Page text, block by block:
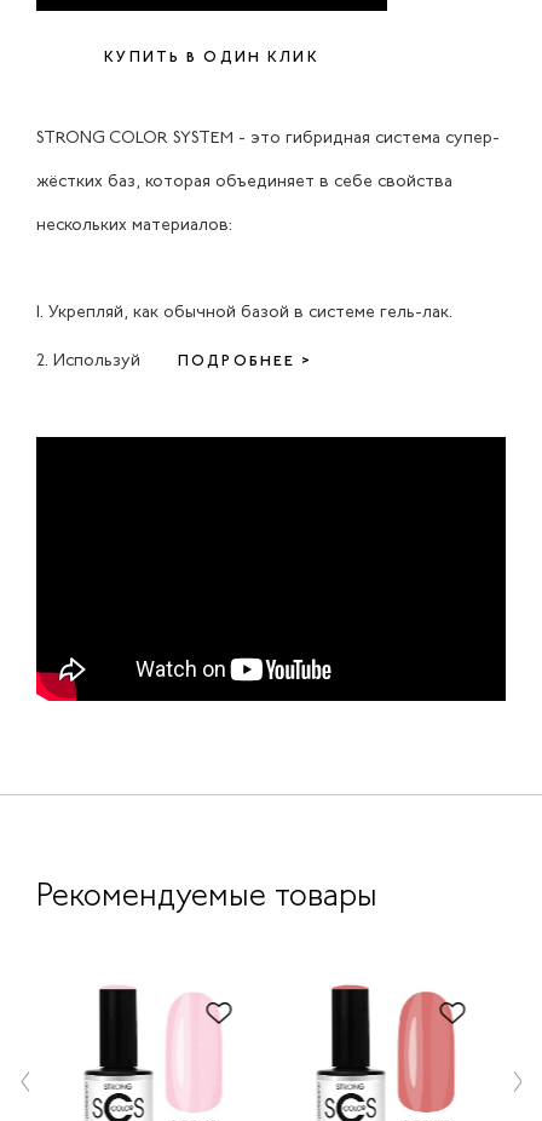
КУПИТЬ В ОДИН КЛИК
STRONG COLOR SYSTEM - это гибридная система супер-
жёстких баз, которая объединяет в себе свойства
нескольких материалов:
1. Укрепляй, как обычной базой в системе гель-лак.
2. Используй ПОДРОБНЕЕ >
Рекомендуемые товары